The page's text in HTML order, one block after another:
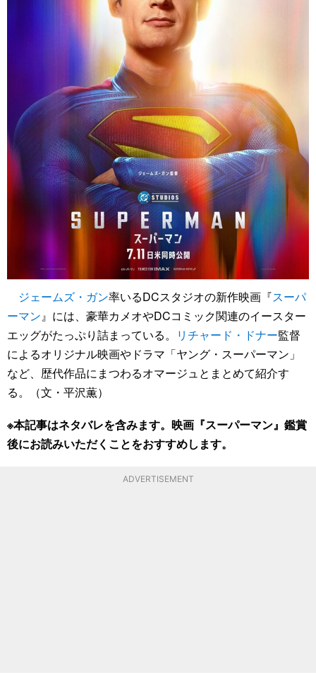
ジェームズ・ガン率いるDCスタジオの新作映画『スーパ
ーマン』には、豪華カメオやDCコミック関連のイースター
エッグがたっぷり詰まっている。
リチャード・ドナー監督
によるオリジナル映画やドラマ「ヤング・スーパーマン」
など、歴代作品にまつわるオマージュとまとめて紹介す
る。（文・平沢薫）
※本記事はネタバレを含みます。映画『スーパーマン』鑑賞
後にお読みいただくことをおすすめします。
ADVERTISEMENT